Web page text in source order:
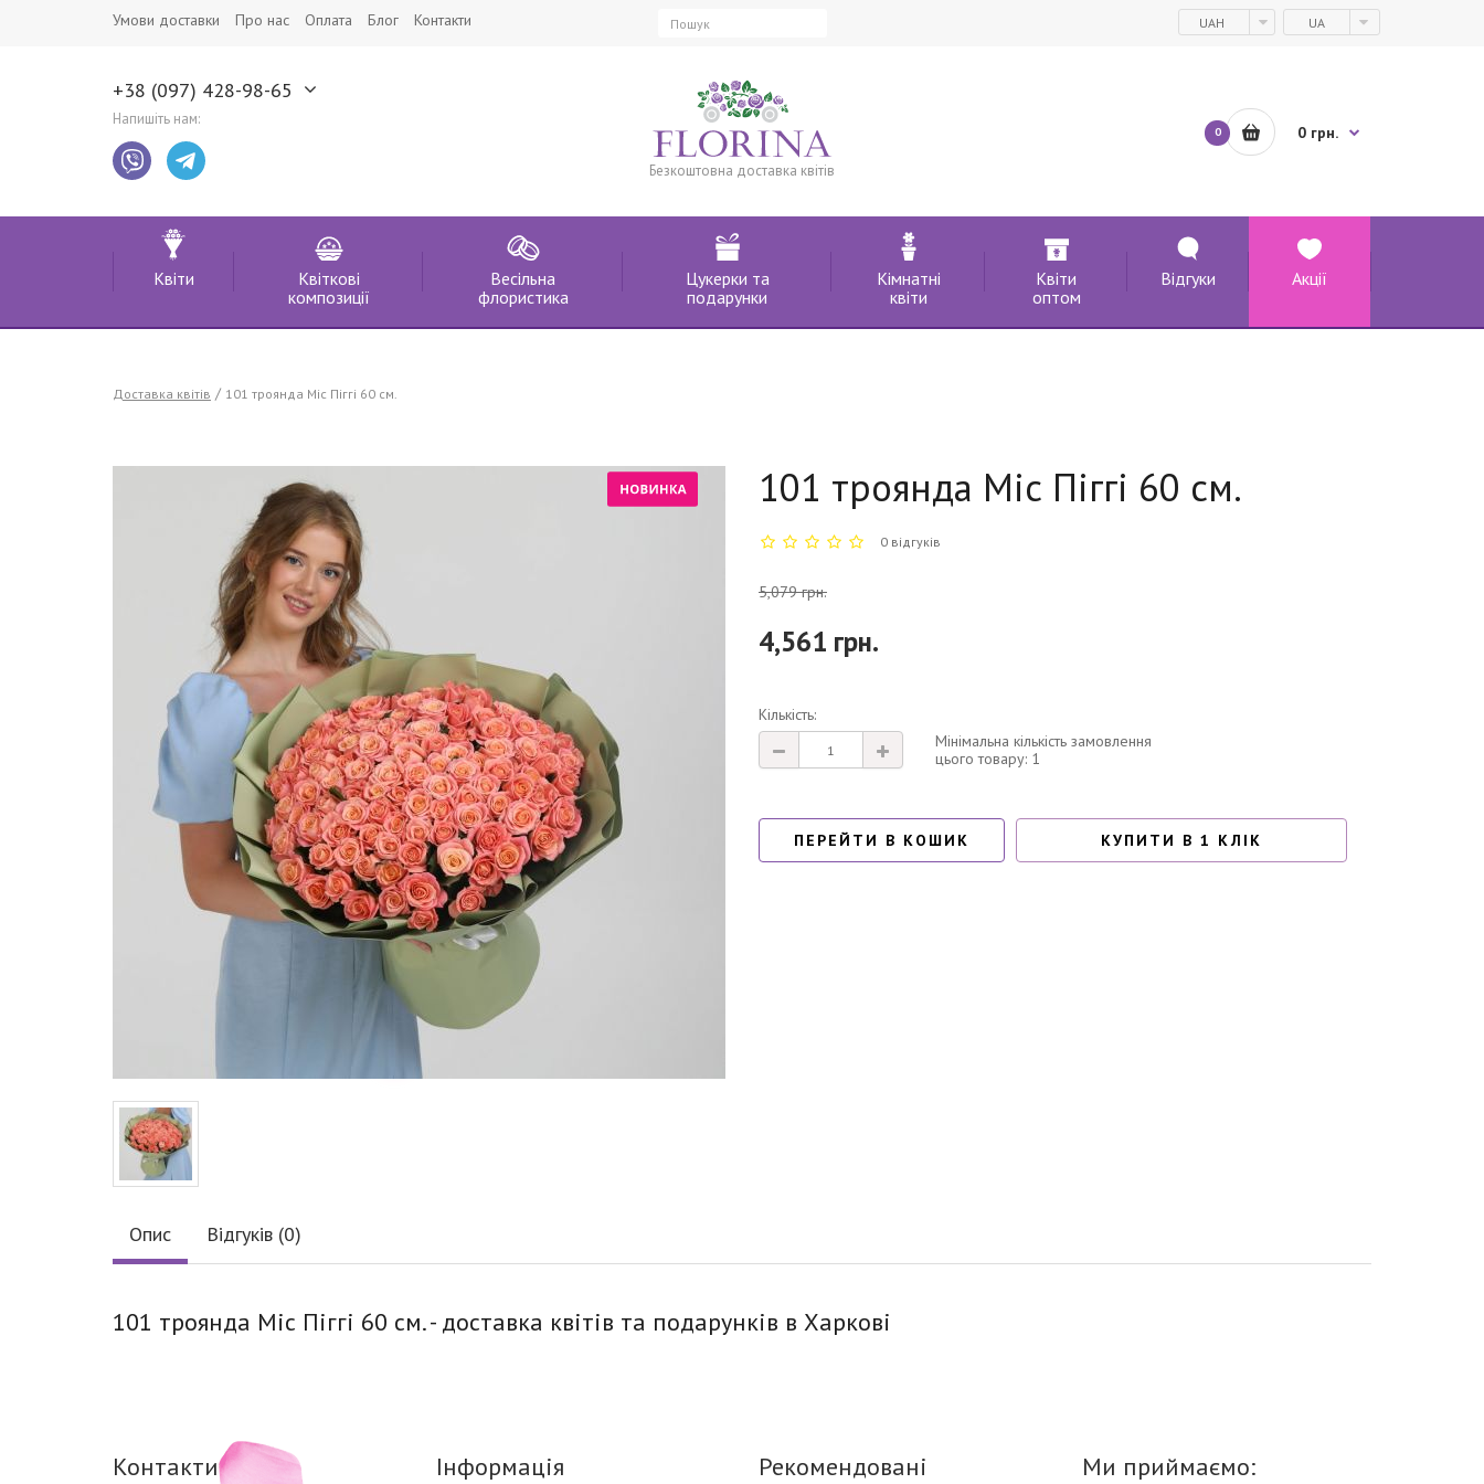
Умови доставки Про нас Оплата Блог Контакти UAH UA
+38 (097) 428-98-65
Напишіть нам:
Безкоштовна доставка квітів
0 0 грн.
Квіти
Квіткові
композиції
Весільна
флористика
Цукерки та
подарунки
Кімнатні
квіти
Квіти
оптом
Відгуки Акції
Доставка квітів 101 троянда Міс Піггі 60 см.
101 троянда Міс Піггі 60 см.
0 відгуків
5,079 грн.
4,561 грн.
Кількість:
Мінімальна кількість замовлення
цього товару: 1
ПЕРЕЙТИ В КОШИК КУПИТИ В 1 КЛІК
Опис Відгуків (0)
101 троянда Міс Піггі 60 см. - доставка квітів та подарунків в Харкові
Контакти Інформація Рекомендовані Ми приймаємо: